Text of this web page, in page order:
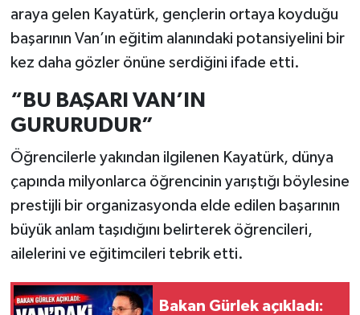
araya gelen Kayatürk, gençlerin ortaya koyduğu
başarının Van’ın eğitim alanındaki potansiyelini bir
kez daha gözler önüne serdiğini ifade etti.
“BU BAŞARI VAN’IN
GURURUDUR”
Öğrencilerle yakından ilgilenen Kayatürk, dünya
çapında milyonlarca öğrencinin yarıştığı böylesine
prestijli bir organizasyonda elde edilen başarının
büyük anlam taşıdığını belirterek öğrencileri,
ailelerini ve eğitimcileri tebrik etti.
Bakan Gürlek açıkladı: